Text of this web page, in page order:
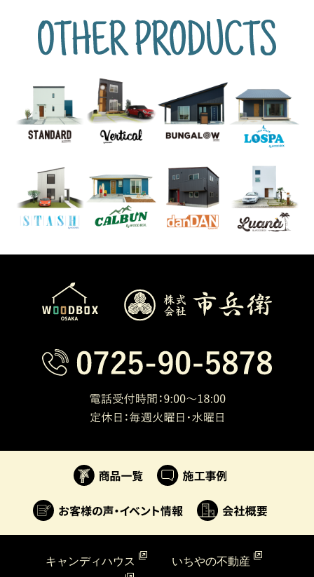
キャンディハウス
いちやの不動産